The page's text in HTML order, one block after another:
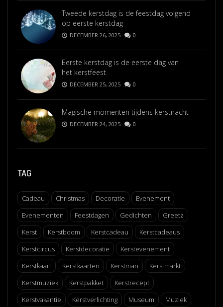
Tweede kerstdag is de feestdag volgend
op eerste kerstdag
DECEMBER 26, 2025 0
Eerste kerstdag is de eerste dag van
het kerstfeest
DECEMBER 25, 2025 0
Magische momenten tijdens kerstnacht
DECEMBER 24, 2025 0
TAG
Cadeau Christmas Decoratie
Evenement
Evenementen
Feestdagen Gedichten
Greetz
Kerst
Kerstboom Kerstcadeau
Kerstcadeaus
Kerstcircus
Kerstdecoratie
Kerstevenement
Kerstkaart
Kerstkaarten Kerstman
Kerstmarkt
Kerstmuziek
Kerstpakket
Kerstrecept
Kerstvakantie
Kerstverlichting Museum Muziek